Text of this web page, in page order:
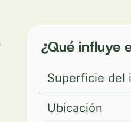
¿Qué influye
Superficie del
Ubicación